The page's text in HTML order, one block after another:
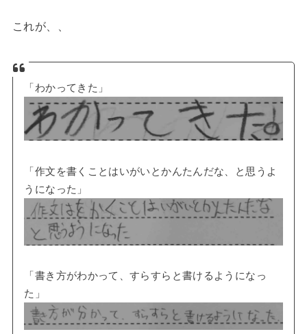
これが、、
「わかってきた」
「作文を書くことはいがいとかんたんだな、と思うよ
うになった」
「書き方がわかって、すらすらと書けるようになっ
た」